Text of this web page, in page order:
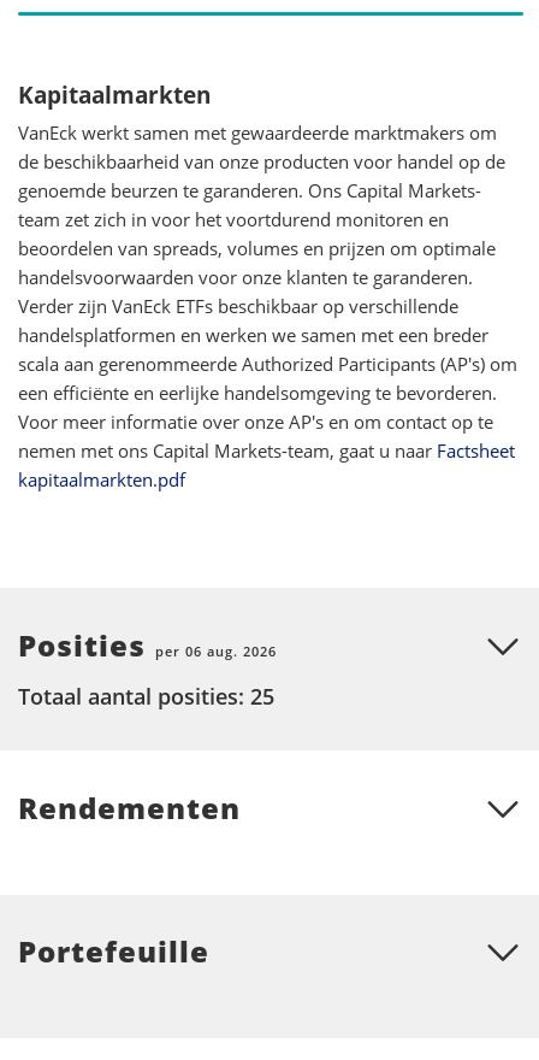
Kapitaalmarkten
VanEck werkt samen met gewaardeerde marktmakers om
de beschikbaarheid van onze producten voor handel op de
genoemde beurzen te garanderen. Ons Capital Markets-
team zet zich in voor het voortdurend monitoren en
beoordelen van spreads, volumes en prijzen om optimale
handelsvoorwaarden voor onze klanten te garanderen.
Verder zijn VanEck ETFs beschikbaar op verschillende
handelsplatformen en werken we samen met een breder
scala aan gerenommeerde Authorized Participants (AP's) om
een efficiënte en eerlijke handelsomgeving te bevorderen.
Voor meer informatie over onze AP's en om contact op te
nemen met ons Capital Markets-team, gaat u naar Factsheet
kapitaalmarkten.pdf
Posities per 06 aug. 2026
Totaal aantal posities: 25
Rendementen
Portefeuille